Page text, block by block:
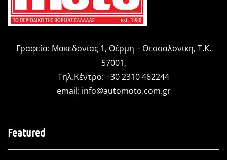
Γραφεία: Μακεδονίας 1, Θέρμη – Θεσσαλονίκη, Τ.Κ.
57001,
Τηλ.Κέντρο: +30 2310 462244
email: info@automoto.com.gr
Featured